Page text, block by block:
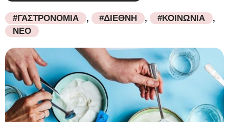
#ΓΑΣΤΡΟΝΟΜΙΑ , #ΔΙΕΘΝΗ , #ΚΟΙΝΩΝΙΑ
,
ΝΕΟ